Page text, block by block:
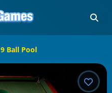
9 Ball Pool